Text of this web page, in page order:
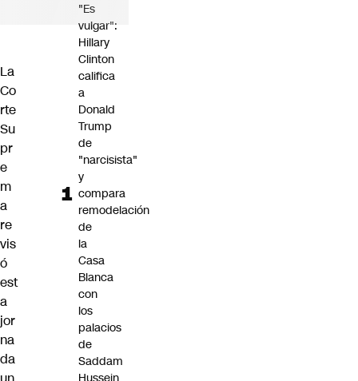
La
Co
rte
Su
pr
e
m
a
re
vis
ó
est
a
jor
na
da
"Es
vulgar":
Hillary
Clinton
califica
a
Donald
Trump
de
"narcisista"
y
compara
remodelación
de
la
Casa
Blanca
con
los
palacios
de
Saddam
Hussein